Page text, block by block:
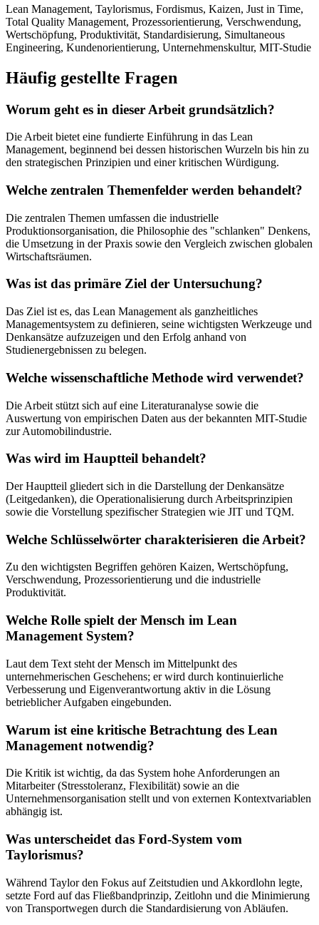
Lean Management, Taylorismus, Fordismus, Kaizen, Just in Time,
Total Quality Management, Prozessorientierung, Verschwendung,
Wertschöpfung, Produktivität, Standardisierung, Simultaneous
Engineering, Kundenorientierung, Unternehmenskultur, MIT-Studie
Häufig gestellte Fragen
Worum geht es in dieser Arbeit grundsätzlich?
Die Arbeit bietet eine fundierte Einführung in das Lean
Management, beginnend bei dessen historischen Wurzeln bis hin zu
den strategischen Prinzipien und einer kritischen Würdigung.
Welche zentralen Themenfelder werden behandelt?
Die zentralen Themen umfassen die industrielle
Produktionsorganisation, die Philosophie des "schlanken" Denkens,
die Umsetzung in der Praxis sowie den Vergleich zwischen globalen
Wirtschaftsräumen.
Was ist das primäre Ziel der Untersuchung?
Das Ziel ist es, das Lean Management als ganzheitliches
Managementsystem zu definieren, seine wichtigsten Werkzeuge und
Denkansätze aufzuzeigen und den Erfolg anhand von
Studienergebnissen zu belegen.
Welche wissenschaftliche Methode wird verwendet?
Die Arbeit stützt sich auf eine Literaturanalyse sowie die
Auswertung von empirischen Daten aus der bekannten MIT-Studie
zur Automobilindustrie.
Was wird im Hauptteil behandelt?
Der Hauptteil gliedert sich in die Darstellung der Denkansätze
(Leitgedanken), die Operationalisierung durch Arbeitsprinzipien
sowie die Vorstellung spezifischer Strategien wie JIT und TQM.
Welche Schlüsselwörter charakterisieren die Arbeit?
Zu den wichtigsten Begriffen gehören Kaizen, Wertschöpfung,
Verschwendung, Prozessorientierung und die industrielle
Produktivität.
Welche Rolle spielt der Mensch im Lean
Management System?
Laut dem Text steht der Mensch im Mittelpunkt des
unternehmerischen Geschehens; er wird durch kontinuierliche
Verbesserung und Eigenverantwortung aktiv in die Lösung
betrieblicher Aufgaben eingebunden.
Warum ist eine kritische Betrachtung des Lean
Management notwendig?
Die Kritik ist wichtig, da das System hohe Anforderungen an
Mitarbeiter (Stresstoleranz, Flexibilität) sowie an die
Unternehmensorganisation stellt und von externen Kontextvariablen
abhängig ist.
Was unterscheidet das Ford-System vom
Taylorismus?
Während Taylor den Fokus auf Zeitstudien und Akkordlohn legte,
setzte Ford auf das Fließbandprinzip, Zeitlohn und die Minimierung
von Transportwegen durch die Standardisierung von Abläufen.